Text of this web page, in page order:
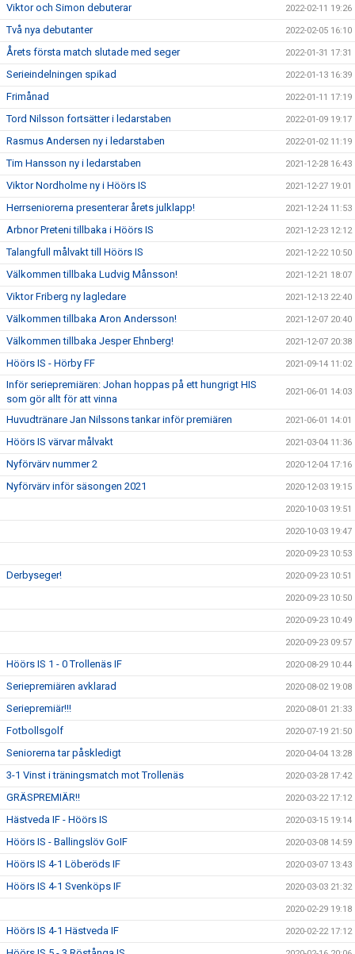
Viktor och Simon debuterar 2022-02-11 19:26
Två nya debutanter 2022-02-05 16:10
Årets första match slutade med seger 2022-01-31 17:31
Serieindelningen spikad 2022-01-13 16:39
Frimånad 2022-01-11 17:19
Tord Nilsson fortsätter i ledarstaben 2022-01-09 19:17
Rasmus Andersen ny i ledarstaben 2022-01-02 11:19
Tim Hansson ny i ledarstaben 2021-12-28 16:43
Viktor Nordholme ny i Höörs IS 2021-12-27 19:01
Herrseniorerna presenterar årets julklapp! 2021-12-24 11:53
Arbnor Preteni tillbaka i Höörs IS 2021-12-23 12:12
Talangfull målvakt till Höörs IS 2021-12-22 10:50
Välkommen tillbaka Ludvig Månsson! 2021-12-21 18:07
Viktor Friberg ny lagledare 2021-12-13 22:40
Välkommen tillbaka Aron Andersson! 2021-12-07 20:40
Välkommen tillbaka Jesper Ehnberg! 2021-12-07 20:38
Höörs IS - Hörby FF 2021-09-14 11:02
Inför seriepremiären: Johan hoppas på ett hungrigt HIS
som gör allt för att vinna
2021-06-01 14:03
Huvudtränare Jan Nilssons tankar inför premiären 2021-06-01 14:01
Höörs IS värvar målvakt 2021-03-04 11:36
Nyförvärv nummer 2 2020-12-04 17:16
Nyförvärv inför säsongen 2021 2020-12-03 19:15
2020-10-03 19:51
2020-10-03 19:47
2020-09-23 10:53
Derbyseger! 2020-09-23 10:51
2020-09-23 10:50
2020-09-23 10:49
2020-09-23 09:57
Höörs IS 1 - 0 Trollenäs IF 2020-08-29 10:44
Seriepremiären avklarad 2020-08-02 19:08
Seriepremiär!!! 2020-08-01 21:33
Fotbollsgolf 2020-07-19 21:50
Seniorerna tar påskledigt 2020-04-04 13:28
3-1 Vinst i träningsmatch mot Trollenäs 2020-03-28 17:42
GRÄSPREMIÄR!! 2020-03-22 17:12
Hästveda IF - Höörs IS 2020-03-15 19:14
Höörs IS - Ballingslöv GoIF 2020-03-08 14:59
Höörs IS 4-1 Löberöds IF 2020-03-07 13:43
Höörs IS 4-1 Svenköps IF 2020-03-03 21:32
2020-02-29 19:18
Höörs IS 4-1 Hästveda IF 2020-02-22 17:12